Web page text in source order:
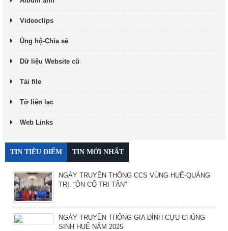
Videoclips
Ủng hộ-Chia sẻ
Dữ liệu Website cũ
Tải file
Tờ liên lạc
Web Links
TIN TIÊU ĐIỂM TIN MỚI NHẤT
NGÀY TRUYỀN THỐNG CCS VÙNG HUẾ-QUẢNG
TRỊ. “ÔN CỐ TRI TÂN”
NGÀY TRUYỀN THỐNG GIA ĐÌNH CỰU CHỦNG
SINH HUẾ NĂM 2025